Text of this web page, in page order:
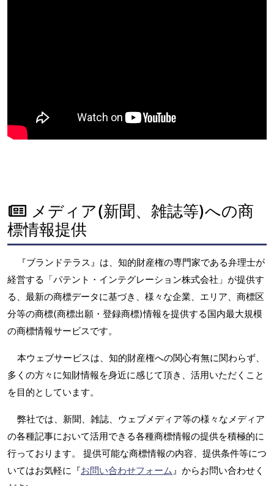
メディア(新聞、雑誌等)への商
標情報提供
『ブランドテラス』は、知的財産権の専門家である弁理士が
経営する「パテント・インテグレーション株式会社」が提供す
る、最新の商標データに基づき、様々な企業、エリア、商標区
分等の商標(商標出願・登録商標)情報を提供する国内最大規模
の商標情報サービスです。
本ウェブサービスは、知的財産権への関心有無に関わらず、
多くの方々に知財情報を身近に感じて頂き、活用いただくこと
を目的としています。
弊社では、新聞、雑誌、ウェブメディア等の様々なメディア
の各種記事において活用できる各種商標情報の提供を積極的に
行っております。 提供可能な商標情報の内容、提供条件等につ
いてはお気軽に『お問い合わせフォーム』からお問い合わせく